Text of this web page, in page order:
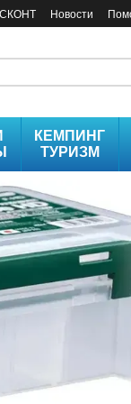
Новости
КЕМПИНГ
ТУРИЗМ